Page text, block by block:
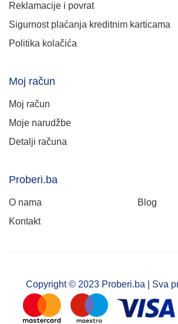
Reklamacije i povrat
Sigurnost plaćanja kreditnim karticama
Politika kolačića
Moj račun
Moj račun
Moje narudžbe
Detalji računa
Proberi.ba
O nama
Blog
Kontakt
Copyright © 2023 Proberi.ba | Sva